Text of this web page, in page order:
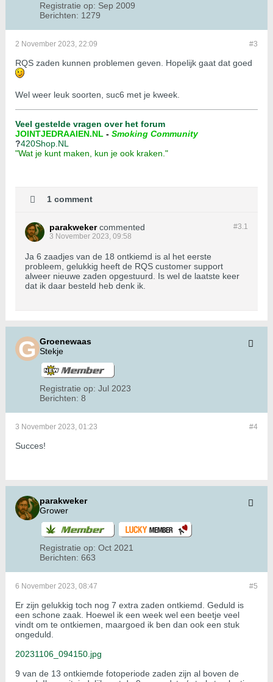
Registratie op: Sep 2009
Berichten: 1279
#3
2 November 2023, 22:09
RQS zaden kunnen problemen geven. Hopelijk gaat dat goed
Wel weer leuk soorten, suc6 met je kweek.
Veel gestelde vragen over het forum
JOINTJEDRAAIEN.NL - Smoking Community
?420Shop.NL
"Wat je kunt maken, kun je ook kraken."
1 comment
#3.1
parakweker commented
3 November 2023, 09:58
Ja 6 zaadjes van de 18 ontkiemd is al het eerste
probleem, gelukkig heeft de RQS customer support
alweer nieuwe zaden opgestuurd. Is wel de laatste keer
dat ik daar besteld heb denk ik.
Groenewaas
Stekje
Registratie op: Jul 2023
Berichten: 8
#4
3 November 2023, 01:23
Succes!
parakweker
Grower
Registratie op: Oct 2021
Berichten: 663
#5
6 November 2023, 08:47
Er zijn gelukkig toch nog 7 extra zaden ontkiemd. Geduld is
een schone zaak. Hoewel ik een week wel een beetje veel
vindt om te ontkiemen, maargoed ik ben dan ook een stuk
ongeduld.
20231106_094150.jpg
9 van de 13 ontkiemde fotoperiode zaden zijn al boven de